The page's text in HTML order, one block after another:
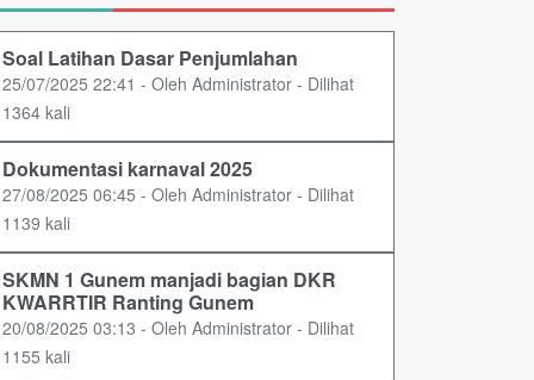
Soal Latihan Dasar Penjumlahan
25/07/2025 22:41 - Oleh Administrator - Dilihat
1364 kali
Dokumentasi karnaval 2025
27/08/2025 06:45 - Oleh Administrator - Dilihat
1139 kali
SKMN 1 Gunem manjadi bagian DKR
KWARRTIR Ranting Gunem
20/08/2025 03:13 - Oleh Administrator - Dilihat
1155 kali